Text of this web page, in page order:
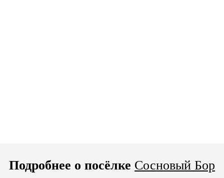
Подробнее о посёлке Сосновый Бор